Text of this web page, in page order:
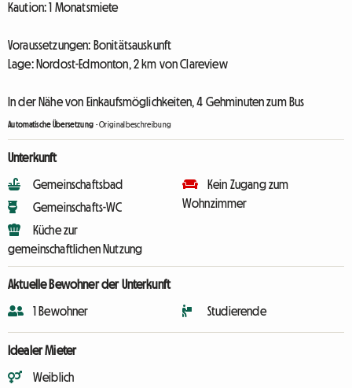
Kaution: 1 Monatsmiete
Voraussetzungen: Bonitätsauskunft
Lage: Nordost-Edmonton, 2 km von Clareview
In der Nähe von Einkaufsmöglichkeiten, 4 Gehminuten zum Bus
Automatische Übersetzung -Originalbeschreibung
Unterkunft
Gemeinschaftsbad
Gemeinschafts-WC
Küche zur
gemeinschaftlichen Nutzung
Kein Zugang zum
Wohnzimmer
Aktuelle Bewohner der Unterkunft
1 Bewohner Studierende
Idealer Mieter
Weiblich